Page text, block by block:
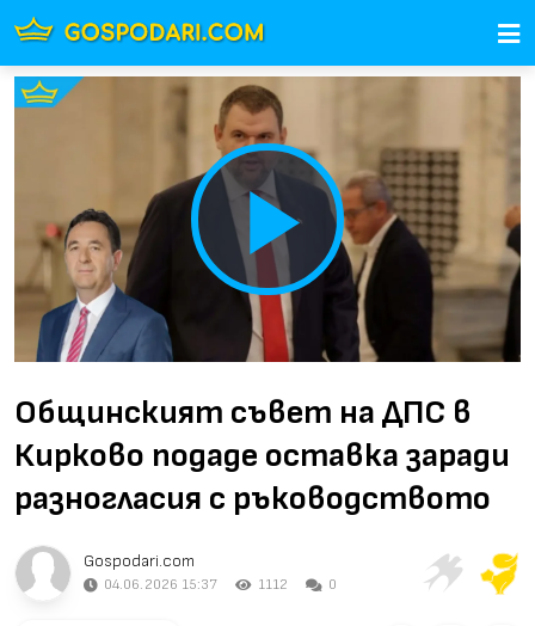
Play
Video
Общинският съвет на ДПС в
Кирково подаде оставка заради
разногласия с ръководството
Gospodari.com
04.06.2026 15:37 1112 0